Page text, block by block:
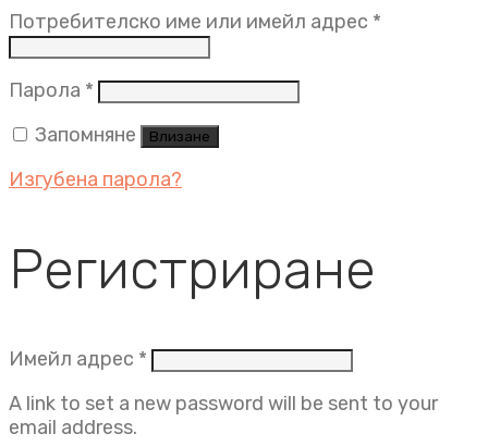
Потребителско име или имейл адрес *
Парола * Задължително
Запомняне
Влизане
Изгубена парола?
Регистриране
Имейл адрес * Задължително
A link to set a new password will be sent to your
email address.